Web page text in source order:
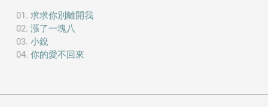
求求你別離開我
漲了一塊八
小銳
你的愛不回來